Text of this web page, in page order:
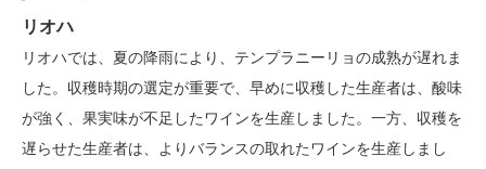
リオハ
リオハでは、夏の降雨により、テンプラニーリョの成熟が遅れま
した。収穫時期の選定が重要で、早めに収穫した生産者は、酸味
が強く、果実味が不足したワインを生産しました。一方、収穫を
遅らせた生産者は、よりバランスの取れたワインを生産しまし